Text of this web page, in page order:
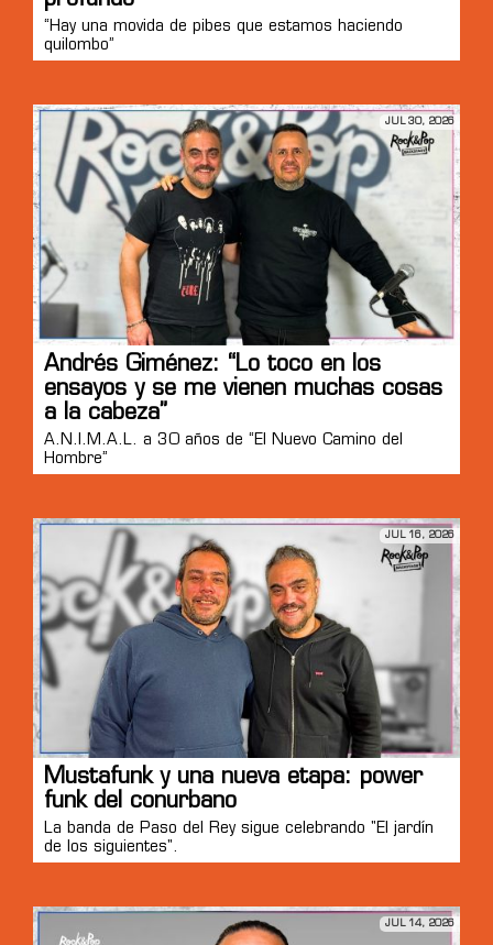
“Hay una movida de pibes que estamos haciendo
quilombo”
JUL 30, 2026
Andrés Giménez: “Lo toco en los
ensayos y se me vienen muchas cosas
a la cabeza”
A.N.I.M.A.L. a 30 años de “El Nuevo Camino del
Hombre”
JUL 16, 2026
Mustafunk y una nueva etapa: power
funk del conurbano
La banda de Paso del Rey sigue celebrando "El jardín
de los siguientes".
JUL 14, 2026